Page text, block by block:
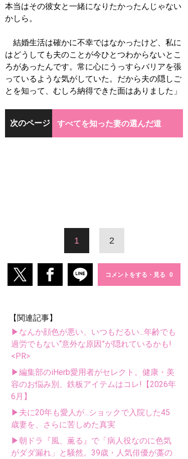
本当はその彼女と一緒になりたかったんじゃない
かしら。
結婚生活は確かに不幸ではなかったけど、私に
はどうしても夫のことが今ひとつわからないとこ
ろがあったんです。常に心にうっすらバリアを張
っているような気がしていた。だから夫の隠しご
とを知って、むしろ納得できた面はありました」
次のページ すべてを知った妻の選んだ道
1 2
コメントをする・見る
【関連記事】
▶なんか顔色が悪い、いつもだるい...年齢でも
過労でもない“意外な原因”が隠れているかも!
<PR>
▶編集部のiHerb愛用者がセレクト。健康・美
容のお悩み別、鉄板アイテムはコレ!【2026年
6月】
▶夫に20年も愛人が...ショックで入院した45
歳妻を、さらに苦しめた真実
▶朝ドラ『風、薫る』で「病人役なのに色気
がダダ漏れ」と騒然。39歳・人気俳優が藁の